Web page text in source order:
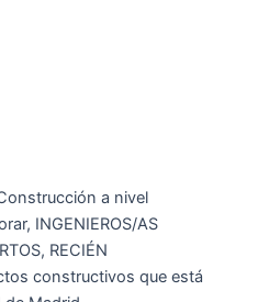
a nivel
INGENIEROS/AS
RECIÉN
constructivos que está